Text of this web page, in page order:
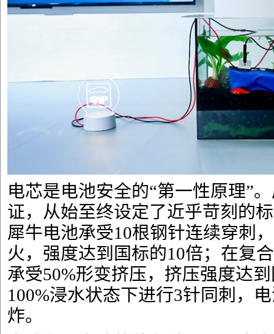
电芯是电池安全的“第一性原理”
证，从始至终设定了近乎苛刻的
犀牛电池承受10根钢针连续穿刺
火，强度达到国标的10倍；在复
承受50%形变挤压，挤压强度达
100%浸水状态下进行3针同刺，
炸。